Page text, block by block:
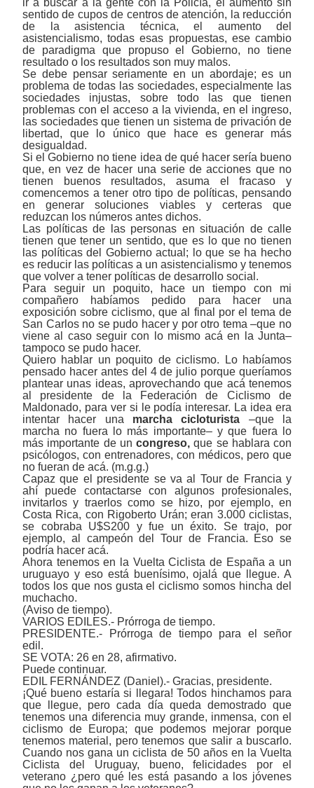
sentido de cupos de centros de atención, la reducción
de la asistencia técnica, el aumento del
asistencialismo, todas esas propuestas, ese cambio
de paradigma que propuso el Gobierno, no tiene
resultado o los resultados son muy malos.
Se debe pensar seriamente en un abordaje; es un
problema de todas las sociedades, especialmente las
sociedades injustas, sobre todo las que tienen
problemas con el acceso a la vivienda, en el ingreso,
las sociedades que tienen un sistema de privación de
libertad, que lo único que hace es generar más
desigualdad.
Si el Gobierno no tiene idea de qué hacer sería bueno
que, en vez de hacer una serie de acciones que no
tienen buenos resultados, asuma el fracaso y
comencemos a tener otro tipo de políticas, pensando
en generar soluciones viables y certeras que
reduzcan los números antes dichos.
Las políticas de las personas en situación de calle
tienen que tener un sentido, que es lo que no tienen
las políticas del Gobierno actual; lo que se ha hecho
es reducir las políticas a un asistencialismo y tenemos
que volver a tener políticas de desarrollo social.
Para seguir un poquito, hace un tiempo con mi
compañero habíamos pedido para hacer una
exposición sobre ciclismo, que al final por el tema de
San Carlos no se pudo hacer y por otro tema ‒que no
viene al caso seguir con lo mismo acá en la Junta‒
tampoco se pudo hacer.
Quiero hablar un poquito de ciclismo. Lo habíamos
pensado hacer antes del 4 de julio porque queríamos
plantear unas ideas, aprovechando que acá tenemos
al presidente de la Federación de Ciclismo de
Maldonado, para ver si le podía interesar. La idea era
intentar hacer una marcha cicloturista ‒que la
marcha no fuera lo más importante‒ y que fuera lo
más importante de un congreso,que se hablara con
psicólogos, con entrenadores, con médicos, pero que
no fueran de acá. (m.g.g.)
Capaz que el presidente se va al Tour de Francia y
ahí puede contactarse con algunos profesionales,
invitarlos y traerlos como se hizo, por ejemplo, en
Costa Rica, con Rigoberto Urán; eran 3.000 ciclistas,
se cobraba U$S200 y fue un éxito. Se trajo, por
ejemplo, al campeón del Tour de Francia. Eso se
podría hacer acá.
Ahora tenemos en la Vuelta Ciclista de España a un
uruguayo y eso está buenísimo, ojalá que llegue. A
todos los que nos gusta el ciclismo somos hincha del
muchacho.
(Aviso de tiempo).
VARIOS EDILES.- Prórroga de tiempo.
PRESIDENTE.- Prórroga de tiempo para el señor
edil.
SE VOTA: 26 en 28, afirmativo.
Puede continuar.
EDIL FERNÁNDEZ (Daniel).- Gracias, presidente.
¡Qué bueno estaría si llegara! Todos hinchamos para
que llegue, pero cada día queda demostrado que
tenemos una diferencia muy grande, inmensa, con el
ciclismo de Europa; que podemos mejorar porque
tenemos material, pero tenemos que salir a buscarlo.
Cuando nos gana un ciclista de 50 años en la Vuelta
Ciclista del Uruguay, bueno, felicidades por el
veterano ¿pero qué les está pasando a los jóvenes